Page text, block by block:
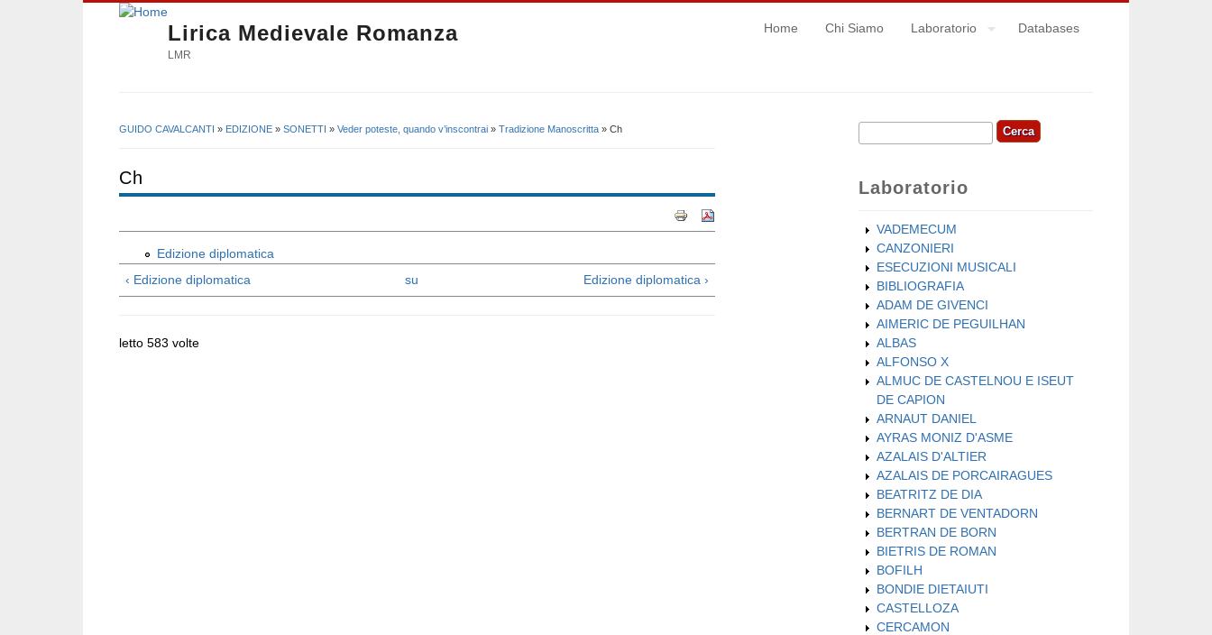
Lirica Medievale Romanza
LMR
Home Chi Siamo Laboratorio Databases
GUIDO CAVALCANTI » EDIZIONE » SONETTI » Veder poteste, quando v’inscontrai » Tradizione Manoscritta » Ch
Ch
Edizione diplomatica
‹ Edizione diplomatica
su Edizione diplomatica ›
letto 583 volte
Form di ricerca
Cerca
Laboratorio
VADEMECUM
CANZONIERI
ESECUZIONI MUSICALI
BIBLIOGRAFIA
ADAM DE GIVENCI
AIMERIC DE PEGUILHAN
ALBAS
ALFONSO X
ALMUC DE CASTELNOU E ISEUT
DE CAPION
ARNAUT DANIEL
AYRAS MONIZ D'ASME
AZALAIS D'ALTIER
AZALAIS DE PORCAIRAGUES
BEATRITZ DE DIA
BERNART DE VENTADORN
BERTRAN DE BORN
BIETRIS DE ROMAN
BOFILH
BONDIE DIETAIUTI
CASTELLOZA
CERCAMON